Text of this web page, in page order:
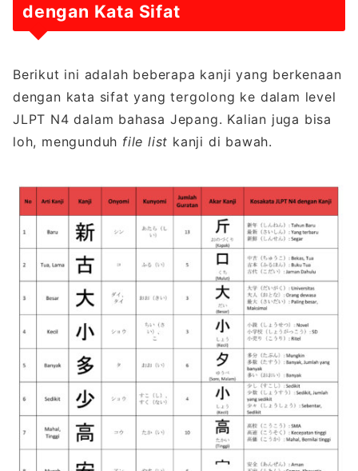
dengan Kata Sifat
Berikut ini adalah beberapa kanji yang berkenaan
dengan kata sifat yang tergolong ke dalam level
JLPT N4 dalam bahasa Jepang. Kalian juga bisa
loh, mengunduh file list kanji di bawah.